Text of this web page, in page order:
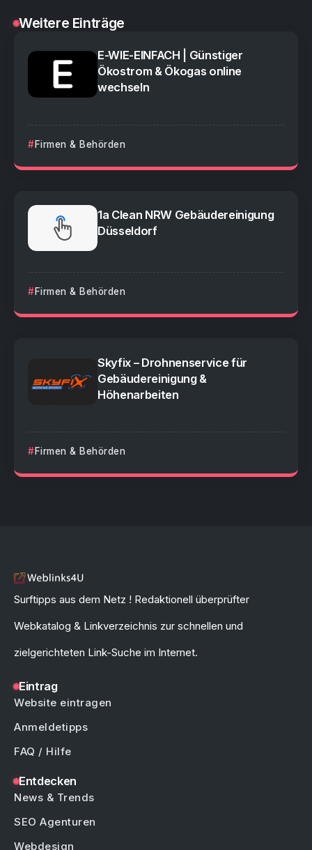
Weitere Einträge
E-WIE-EINFACH | Günstiger
Ökostrom & Ökogas online
wechseln
Firmen & Behörden
1a Clean NRW Gebäudereinigung
Düsseldorf
Firmen & Behörden
Skyfix – Drohnenservice für
Gebäudereinigung &
Höhenarbeiten
Firmen & Behörden
Surftipps aus dem Netz ! Redaktionell überprüfter
Webkatalog & Linkverzeichnis zur schnellen und
zielgerichteten Link-Suche im Internet.
Eintrag
Website eintragen
Anmeldetipps
FAQ / Hilfe
Entdecken
News & Trends
SEO Agenturen
Webdesign